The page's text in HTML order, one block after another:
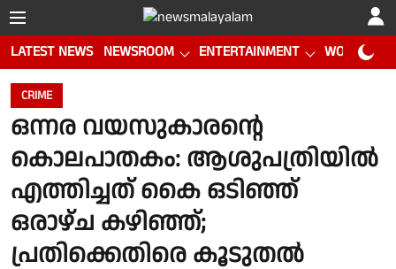
LATEST NEWS NEWSROOM ENTERTAINMENT WORLD CUP
CRIME
ഒന്നര വയസുകാരന്റെ
കൊലപാതകം: ആശുപത്രിയില്‍
എത്തിച്ചത് കൈ ഒടിഞ്ഞ്
ഒരാഴ്ച കഴിഞ്ഞ്;
പ്രതിക്കെതിരെ കൂടുതല്‍